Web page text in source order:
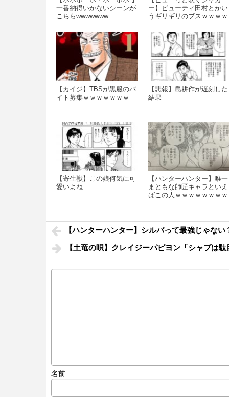
一番納得いかないシーンが
こちらwwwwwww
ー】ビューティ田村とかい
うギリギリのブスｗｗｗｗ
【カイジ】TBSが黒服のバ
イト募集ｗｗｗｗｗｗｗ
【悲報】島耕作が遅刻した
結果
【寄生獣】この娘何気に可
愛いよね
【ハンターハンター】唯一
まともな師匠キャラといえ
ばこの人ｗｗｗｗｗｗｗｗ
【ハンターハンター】シルバって最強じゃない
【土竜の唄】クレイジーパピヨン「シャブは駄
名前